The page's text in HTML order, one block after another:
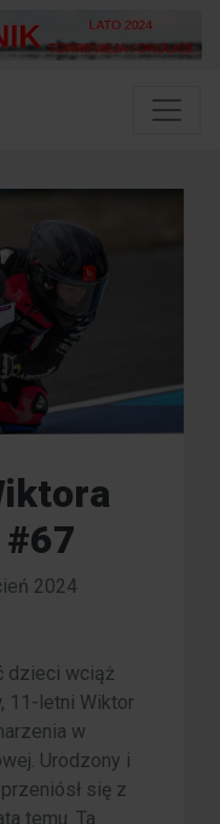
2024
dzieci wciąż
11-letni Wiktor
w
Urodzony i
się z
temu. Ta